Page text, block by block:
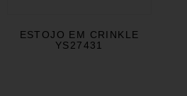
ESTOJO EM CRINKLE
YS27431